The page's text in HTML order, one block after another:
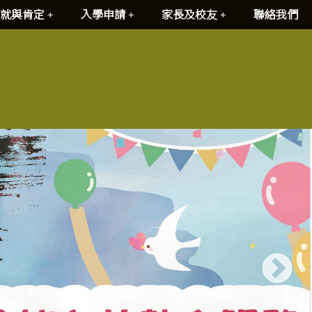
與肯定 入學申請 家長及校友 聯絡我們